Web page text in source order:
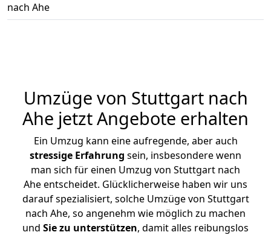
nach Ahe
Umzüge von Stuttgart nach
Ahe jetzt Angebote erhalten
Ein Umzug kann eine aufregende, aber auch
stressige Erfahrung sein, insbesondere wenn
man sich für einen Umzug von Stuttgart nach
Ahe entscheidet. Glücklicherweise haben wir uns
darauf spezialisiert, solche Umzüge von Stuttgart
nach Ahe, so angenehm wie möglich zu machen
und Sie zu unterstützen, damit alles reibungslos